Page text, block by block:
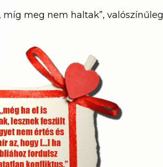
meg nem haltak”, valószínűleg